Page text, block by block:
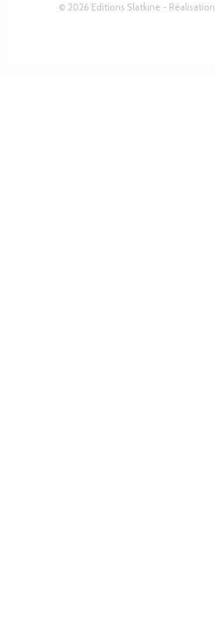
© 2026 Editions Slatkine - Réalisation